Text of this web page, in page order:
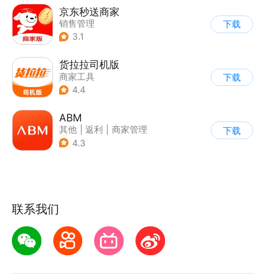
京东秒送商家
销售管理
3.1
下载
货拉拉司机版
商家工具
4.4
下载
ABM
其他 返利
商家管理
| 海淘
4.3
下载
联系我们